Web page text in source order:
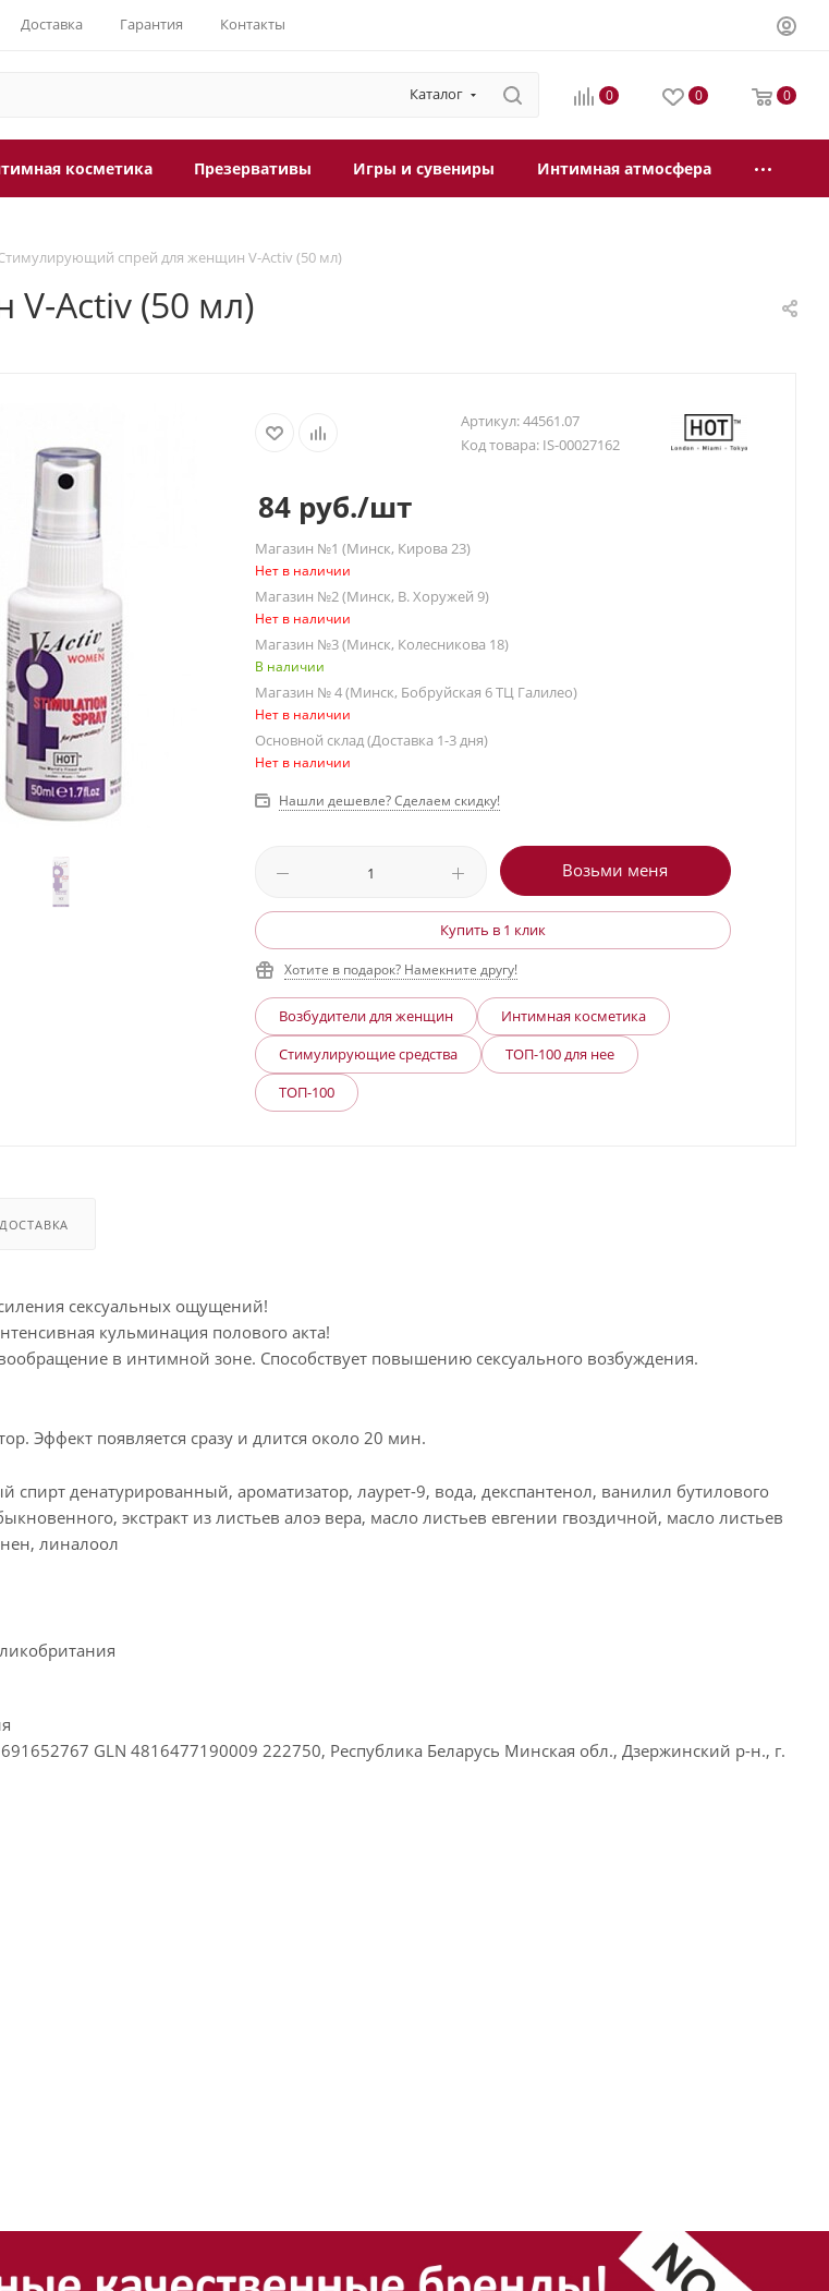
Доставка Гарантия Контакты
Каталог 0 0 0
косметика Презервативы Игры и сувениры Интимная атмосфера
спрей для женщин V-Activ (50 мл)
Activ (50 мл)
Артикул:44561.07
Код товара: IS-00027162
84 руб./шт
Магазин №1 (Минск, Кирова 23)
Нет в наличии
Магазин №2 (Минск, В. Хоружей 9)
Нет в наличии
Магазин №3 (Минск, Колесникова 18)
В наличии
Магазин № 4 (Минск, Бобруйская 6 ТЦ Галилео)
Нет в наличии
Основной склад (Доставка 1-3 дня)
Нет в наличии
Нашли дешевле? Сделаем скидку!
Возьми меня
Купить в 1 клик
Хотите в подарок? Намекните другу!
Возбудители для женщин
Интимная косметика
Стимулирующие средства
ТОП-100 для нее
ТОП-100
ДОСТАВКА
сексуальных ощущений!
кульминация полового акта!
в интимной зоне. Способствует повышению сексуального возбуждения.
Эффект появляется сразу и длится около 20 мин.
спирт денатурированный, ароматизатор, лаурет-9, вода, декспантенол, ванилил бутилового
экстракт из листьев алоэ вера, масло листьев евгении гвоздичной, масло листьев
линалоол
GLN 4816477190009 222750, Республика Беларусь Минская обл., Дзержинский р-н., г.